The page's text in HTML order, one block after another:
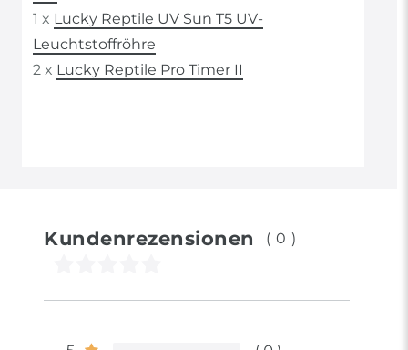
1 x Lucky Reptile UV Sun T5 UV-
Leuchtstoffröhre
2 x Lucky Reptile Pro Timer II
Kundenrezensionen (0)